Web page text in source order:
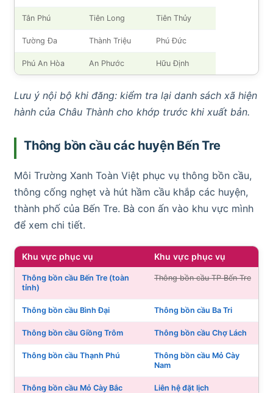
Tân Phú Tiên Long Tiên Thủy
Tường Đa Thành Triệu Phú Đức
Phú An Hòa An Phước Hữu Định
Lưu ý nội bộ khi đăng: kiểm tra lại danh sách xã hiện
hành của Châu Thành cho khớp trước khi xuất bản.
Thông bồn cầu các huyện Bến Tre
Môi Trường Xanh Toàn Việt phục vụ thông bồn cầu,
thông cống nghẹt và hút hầm cầu khắp các huyện,
thành phố của Bến Tre. Bà con ấn vào khu vực mình
để xem chi tiết.
Khu vực phục vụ Khu vực phục vụ
Thông bồn cầu Bến Tre (toàn
tỉnh)
Thông bồn cầu TP Bến Tre
Thông bồn cầu Bình Đại Thông bồn cầu Ba Tri
Thông bồn cầu Giồng Trôm Thông bồn cầu Chợ Lách
Thông bồn cầu Thạnh Phú
Thông bồn cầu Mỏ Cày
Nam
Thông bồn cầu Mỏ Cày Bắc Liên hệ đặt lịch